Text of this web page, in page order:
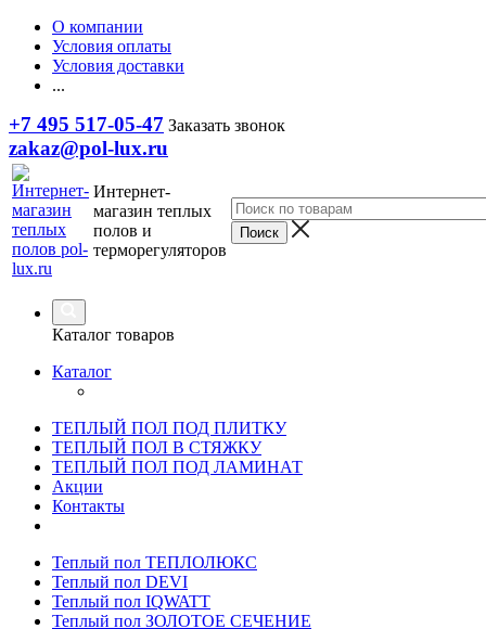
О компании
Условия оплаты
Условия доставки
...
+7 495 517-05-47 Заказать звонок
zakaz@pol-lux.ru
Интернет-
магазин теплых
полов и
терморегуляторов
Каталог товаров
Каталог
ТЕПЛЫЙ ПОЛ ПОД ПЛИТКУ
ТЕПЛЫЙ ПОЛ В СТЯЖКУ
ТЕПЛЫЙ ПОЛ ПОД ЛАМИНАТ
Акции
Контакты
Теплый пол ТЕПЛОЛЮКС
Теплый пол DEVI
Теплый пол IQWATT
Теплый пол ЗОЛОТОЕ СЕЧЕНИЕ